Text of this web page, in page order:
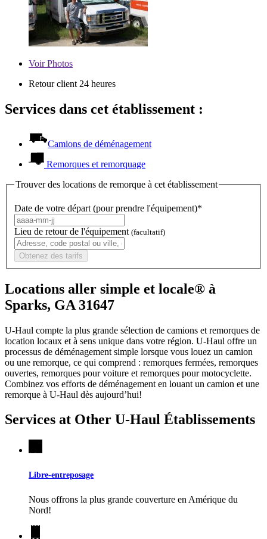
VoirPhotos
Retour client 24 heures
Services dans cet établissement :
Camions de déménagement
Remorques et remorquage
Trouver des locations de remorque à cet établissement
Date de votre départ (pour prendre l'équipement)*
Lieu de retour de l'équipement (facultatif)
Obtenez des tarifs
Locations aller simple et locale® à
Sparks, GA 31647
U-Haul compte la plus grande sélection de camions et remorques de
location locaux et à sens unique dans votre région. U-Haul offre un
processus de déménagement simple lorsque vous louez un camion
ou une remorque, ce qui comprend : remorques fermées, remorques
ouvertes, remorques pour voiture et remorques pour motocyclette.
Combinez vos efforts de déménagement en louant un camion et une
remorque à U-Haul dès aujourd’hui!
Services at Other U-Haul Établissements
Libre-entreposage
Nous offrons la plus grande couverture en Amérique du
Nord!